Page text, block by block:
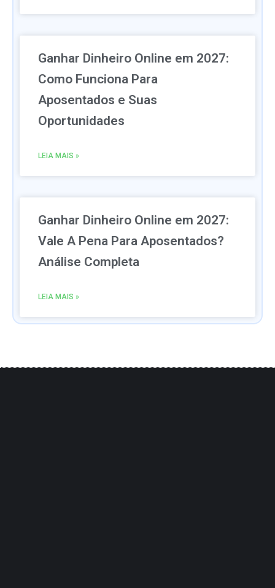
Ganhar Dinheiro Online em 2027:
Como Funciona Para
Aposentados e Suas
Oportunidades
LEIA MAIS »
Ganhar Dinheiro Online em 2027:
Vale A Pena Para Aposentados?
Análise Completa
LEIA MAIS »